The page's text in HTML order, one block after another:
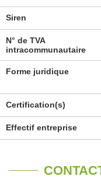
Siren
N° de TVA
intracommunautaire
Forme juridique
Certification(s)
Effectif entreprise